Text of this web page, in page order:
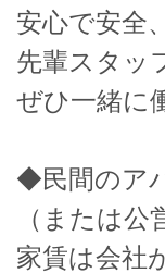
安心で安全
先輩スタッ
ぜひ一緒に
◆民間のア
（または公
家賃は会社